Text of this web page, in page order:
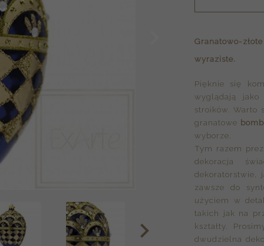
Granatowo-
wyraziste.
Pięknie się
wyglądają jako
stroików. Warto
granatowe
wyborze.
Tym razem
dekoracja
dekoratorstwie,
zawsze do
użyciem w
takich jak na
kształty.
dwudzielna